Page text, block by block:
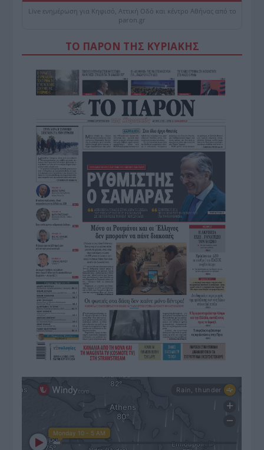
Live ενημέρωση για Κηφισό, Αττική Οδό και κέντρο Αθήνας από το
paron.gr
ΤΟ ΠΑΡΟΝ ΤΗΣ ΚΥΡΙΑΚΗΣ